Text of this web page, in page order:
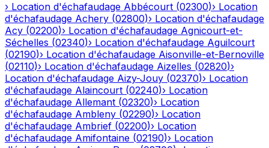
› Location d'échafaudage Abbécourt (02300)› Location
d'échafaudage Achery (02800)› Location d'échafaudage
Acy (02200)› Location d'échafaudage Agnicourt-et-
Séchelles (02340)› Location d'échafaudage Aguilcourt
(02190)› Location d'échafaudage Aisonville-et-Bernoville
(02110)› Location d'échafaudage Aizelles (02820)›
Location d'échafaudage Aizy-Jouy (02370)› Location
d'échafaudage Alaincourt (02240)› Location
d'échafaudage Allemant (02320)› Location
d'échafaudage Ambleny (02290)› Location
d'échafaudage Ambrief (02200)› Location
d'échafaudage Amifontaine (02190)› Location